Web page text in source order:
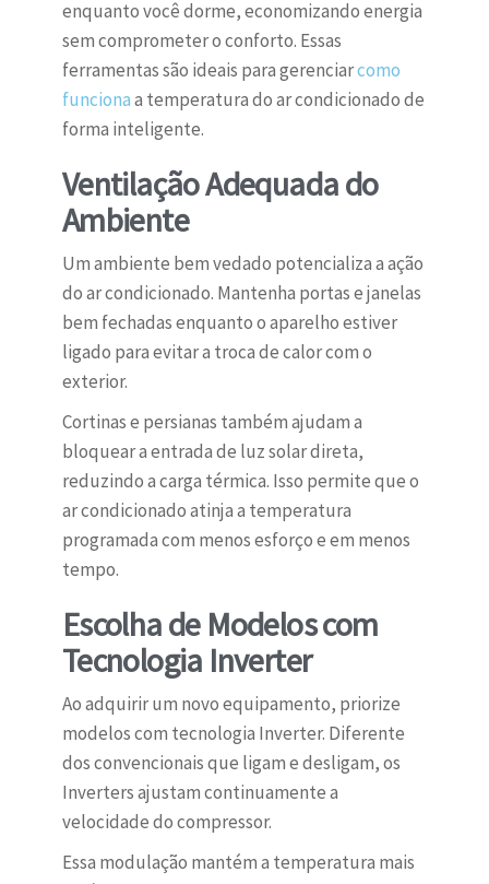
enquanto você dorme, economizando energia
sem comprometer o conforto. Essas
ferramentas são ideais para gerenciarcomo
funcionaa temperatura do ar condicionado de
forma inteligente.
Ventilação Adequada do
Ambiente
Um ambiente bem vedado potencializa a ação
do ar condicionado. Mantenha portas e janelas
bem fechadas enquanto o aparelho estiver
ligado para evitar a troca de calor com o
exterior.
Cortinas e persianas também ajudam a
bloquear a entrada de luz solar direta,
reduzindo a carga térmica. Isso permite que o
ar condicionado atinja a temperatura
programada com menos esforço e em menos
tempo.
Escolha de Modelos com
Tecnologia Inverter
Ao adquirir um novo equipamento, priorize
modelos com tecnologia Inverter. Diferente
dos convencionais que ligam e desligam, os
Inverters ajustam continuamente a
velocidade do compressor.
Essa modulação mantém a temperatura mais